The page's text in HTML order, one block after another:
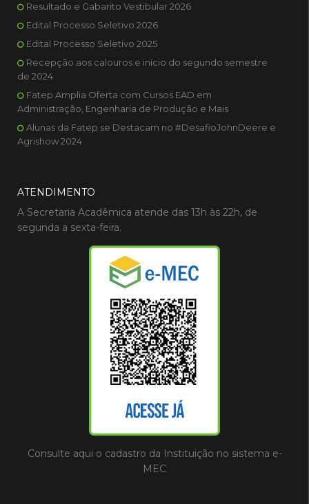
Resultado e Gabarito Vestibular 2026
Edital Processo Seletivo 2026
Edital Processo Seletivo 2025
Recepção aos calouros e início do segundo semestre
de 2024
Fatep Amplia Oferta com Cursos EAD em
Administração, Engenharia de Produção e Mais
Alunas da Fatep se Destacam no #DesafioJohnDeere e
Agrishow 2024
ATENDIMENTO
A Secretaria Acadêmica atende das 13h às 22h, de
segunda a sexta-feira.
Consulte aqui o cadastro da Instituição no sistema e-
MEC